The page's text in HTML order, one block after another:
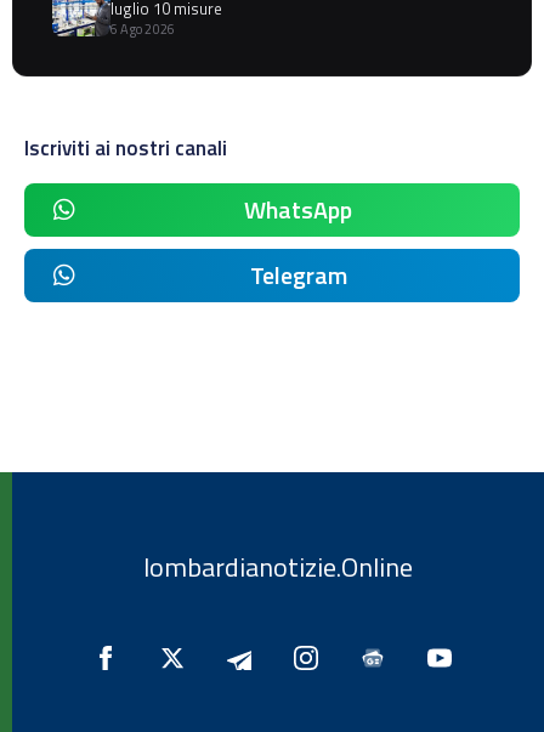
luglio 10 misure
6 Ago 2026
Iscriviti ai nostri canali
WhatsApp
Telegram
lombardianotizie.Online